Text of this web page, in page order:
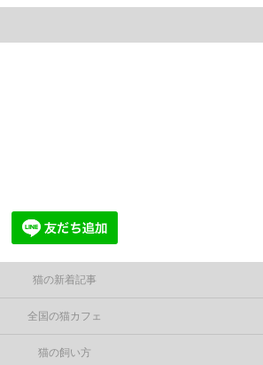
猫の新着記事
全国の猫カフェ
猫の飼い方